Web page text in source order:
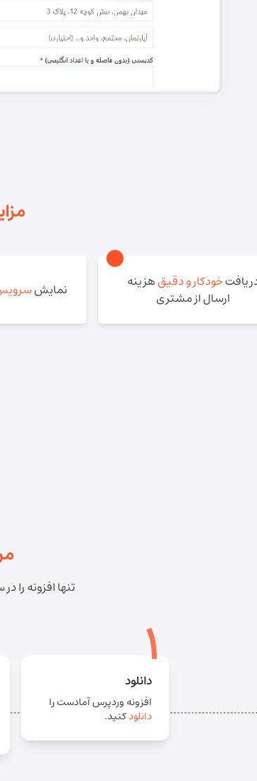
خودکار و دقیقهزینه
ارسال از مشتری
نمایش
تنها افزونه
1دانلود
افزونه وردپرس آمادست را
دانلودکنید.